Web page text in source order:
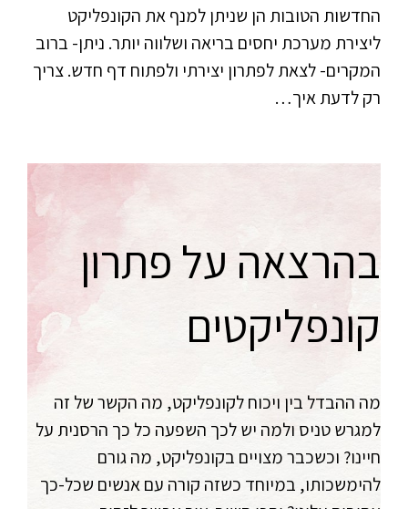
החדשות הטובות הן שניתן למנף את הקונפליקט
ליצירת מערכת יחסים בריאה ושלווה יותר. ניתן- ברוב
המקרים- לצאת לפתרון יצירתי ולפתוח דף חדש. צריך
רק לדעת איך…
בהרצאה על פתרון
קונפליקטים
מה ההבדל בין ויכוח לקונפליקט, מה הקשר של זה
למגרש טניס ולמה יש לכך השפעה כל כך הרסנית על
חיינו? וכשכבר מצויים בקונפליקט, מה גורם
להימשכותו, במיוחד כשזה קורה עם אנשים שכל-כך